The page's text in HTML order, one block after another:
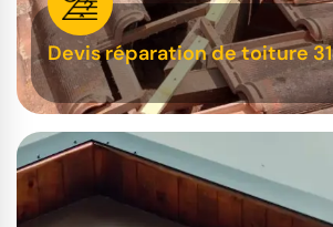
Devis réparation de toiture 31